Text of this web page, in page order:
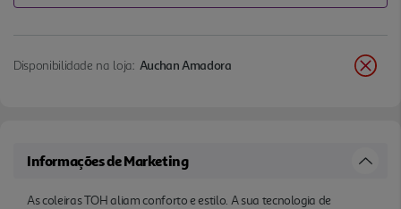
Disponibilidade na loja: Auchan Amadora
Informações de Marketing
As coleiras TOH aliam conforto e estilo. A sua tecnologia de